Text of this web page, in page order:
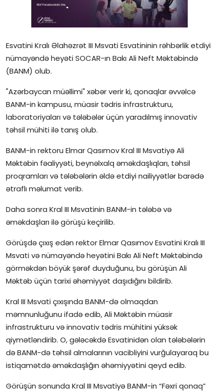
Pedaqogika
Qəzetin PDF arxivi
İctimai şura
Dünya
Esvatini Kralı Əlahəzrət III Msvati Esvatininin rəhbərlik etdiyi
nümayəndə heyəti SOCAR-ın Bakı Ali Neft Məktəbində
(BANM) olub.
"Azərbaycan müəllimi" xəbər verir ki, qonaqlar əvvəlcə
BANM-in kampusu, müasir tədris infrastrukturu,
laboratoriyaları və tələbələr üçün yaradılmış innovativ
təhsil mühiti ilə tanış olub.
BANM-in rektoru Elmar Qasımov Kral III Msvatiyə Ali
Məktəbin fəaliyyəti, beynəlxalq əməkdaşlıqları, təhsil
proqramları və tələbələrin əldə etdiyi nailiyyətlər barədə
ətraflı məlumat verib.
Daha sonra Kral III Msvatinin BANM-in tələbə və
əməkdaşları ilə görüşü keçirilib.
Görüşdə çıxış edən rektor Elmar Qasımov Esvatini Kralı III
Msvati və nümayəndə heyətini Bakı Ali Neft Məktəbində
görməkdən böyük şərəf duyduğunu, bu görüşün Ali
Məktəb üçün tarixi əhəmiyyət daşıdığını bildirib.
Kral III Msvati çıxışında BANM-də olmaqdan
məmnunluğunu ifadə edib, Ali Məktəbin müasir
infrastrukturu və innovativ tədris mühitini yüksək
qiymətləndirib. O, gələcəkdə Esvatinidən olan tələbələrin
də BANM-də təhsil almalarının vacibliyini vurğulayaraq bu
istiqamətdə əməkdaşlığın əhəmiyyətini qeyd edib.
Görüşün sonunda Kral III Msvatiyə BANM-in “Fəxri qonaq”